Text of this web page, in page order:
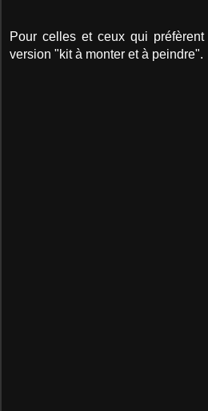
Pour celles et ceux qui
version "kit à monter et à peindre".